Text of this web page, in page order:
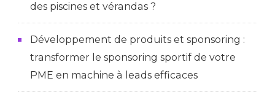
des piscines et vérandas ?
Développement de produits et sponsoring :
transformer le sponsoring sportif de votre
PME en machine à leads efficaces